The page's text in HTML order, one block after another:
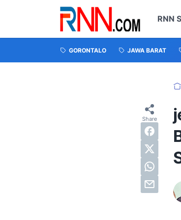
RNN
GORONTALO JAWA BARAT